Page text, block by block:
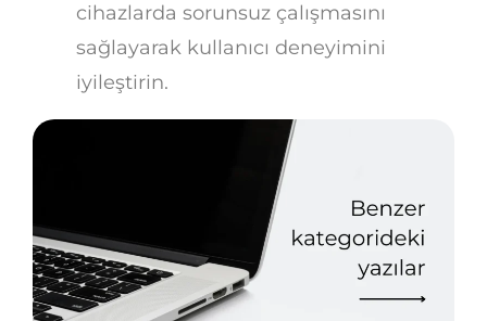
cihazlarda sorunsuz çalışmasını
sağlayarak kullanıcı deneyimini
iyileştirin.